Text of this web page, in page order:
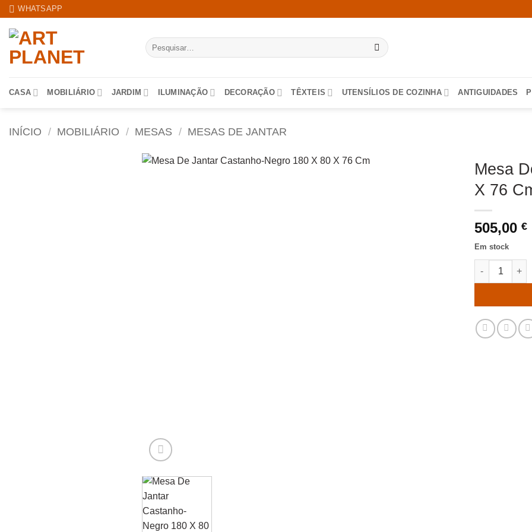
Skip
content
WHATSAPP
Pesquisar
por:
CASA MOBILIÁRIO JARDIM ILUMINAÇÃO DECORAÇÃO TÊXTEIS UTENSÍLIOS DE COZINHA ANTIGUIDADES
INÍCIO / MOBILIÁRIO / MESAS / MESAS DE JANTAR
Mesa
X 76
505,00 €
Em stock
Quantidade